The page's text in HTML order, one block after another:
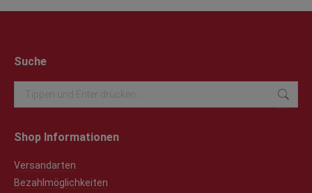
Suche
Search:
Shop Informationen
Versandarten
Bezahlmöglichkeiten